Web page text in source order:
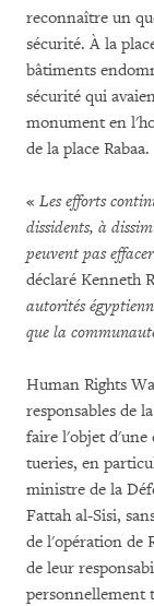
reconnaître un
sécurité. À la
bâtiments
sécurité qui
monument en
de la place Rabaa.
« Les efforts
dissidents, à
peuvent pas
déclaré Kenneth
autorités
que la
Human Rights
responsables de
faire l'objet d'une
tueries, en
ministre de la
Fattah al-Sisi,
de l'opération de
de leur
personnellement